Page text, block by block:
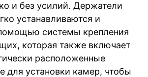
и без усилий. Держатели
устанавливаются и
системы крепления
которая также включает
расположенные
для установки камер, чтобы